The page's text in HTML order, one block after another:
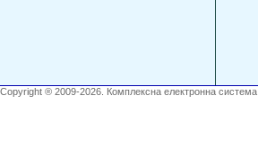
Copyright ® 2009-2026. Комплексна електронна система